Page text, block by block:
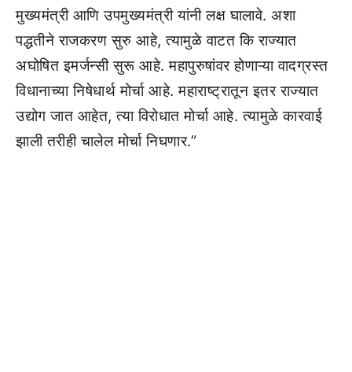
मुख्यमंत्री आणि उपमुख्यमंत्री यांनी लक्ष घालावे. अशा
पद्धतीने राजकरण सुरु आहे, त्यामुळे वाटत कि राज्यात
अघोषित इमर्जन्सी सुरू आहे. महापुरुषांवर होणाऱ्या वादग्रस्त
विधानाच्या निषेधार्थ मोर्चा आहे. महाराष्ट्रातून इतर राज्यात
उद्योग जात आहेत, त्या विरोधात मोर्चा आहे. त्यामुळे कारवाई
झाली तरीही चालेल मोर्चा निघणार.”